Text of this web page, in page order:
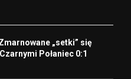
„setki” się
Połaniec 0:1